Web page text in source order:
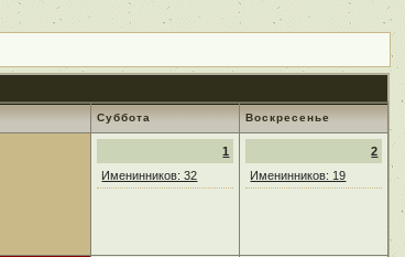
Суббота Воскресенье
1
Именинников: 32
2
Именинников: 19